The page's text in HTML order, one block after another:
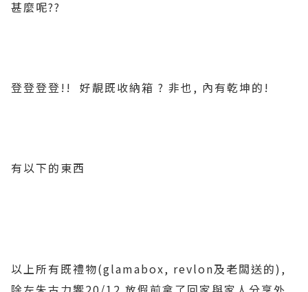
甚麼呢??
登登登登!! 好靚既收納箱 ? 非也, 內有乾坤的!
有以下的東西
以上所有既禮物(glamabox, revlon及老闆送的),